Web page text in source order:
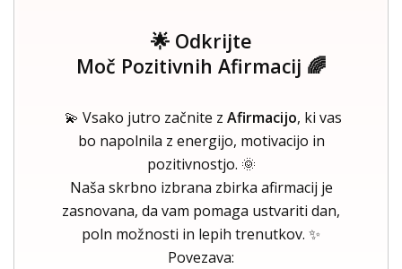
🌟 Odkrijte
Moč Pozitivnih Afirmacij 🌈
💫 Vsako jutro začnite z Afirmacijo, ki vas
bo napolnila z energijo, motivacijo in
pozitivnostjo. 🌞
Naša skrbno izbrana zbirka afirmacij je
zasnovana, da vam pomaga ustvariti dan,
poln možnosti in lepih trenutkov. ✨
Povezava: